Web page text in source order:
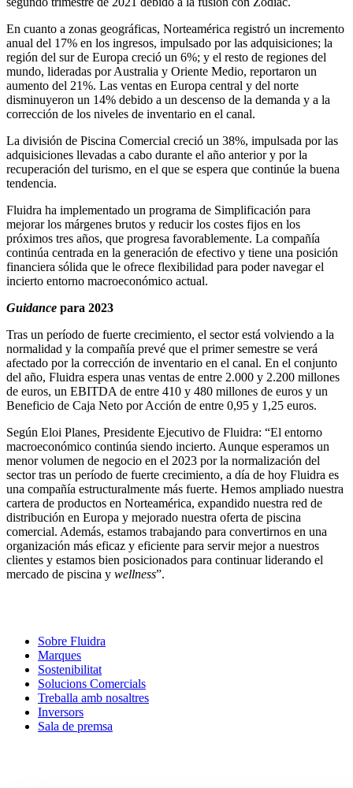
En cuanto a zonas geográficas, Norteamérica registró un incremento
anual del 17% en los ingresos, impulsado por las adquisiciones; la
región del sur de Europa creció un 6%; y el resto de regiones del
mundo, lideradas por Australia y Oriente Medio, reportaron un
aumento del 21%. Las ventas en Europa central y del norte
disminuyeron un 14% debido a un descenso de la demanda y a la
corrección de los niveles de inventario en el canal.
La división de Piscina Comercial creció un 38%, impulsada por las
adquisiciones llevadas a cabo durante el año anterior y por la
recuperación del turismo, en el que se espera que continúe la buena
tendencia.
Fluidra ha implementado un programa de Simplificación para
mejorar los márgenes brutos y reducir los costes fijos en los
próximos tres años, que progresa favorablemente. La compañía
continúa centrada en la generación de efectivo y tiene una posición
financiera sólida que le ofrece flexibilidad para poder navegar el
incierto entorno macroeconómico actual.
Guidance para 2023
Tras un período de fuerte crecimiento, el sector está volviendo a la
normalidad y la compañía prevé que el primer semestre se verá
afectado por la corrección de inventario en el canal. En el conjunto
del año, Fluidra espera unas ventas de entre 2.000 y 2.200 millones
de euros, un EBITDA de entre 410 y 480 millones de euros y un
Beneficio de Caja Neto por Acción de entre 0,95 y 1,25 euros.
Según Eloi Planes, Presidente Ejecutivo de Fluidra: “El entorno
macroeconómico continúa siendo incierto. Aunque esperamos un
menor volumen de negocio en el 2023 por la normalización del
sector tras un período de fuerte crecimiento, a día de hoy Fluidra es
una compañía estructuralmente más fuerte. Hemos ampliado nuestra
cartera de productos en Norteamérica, expandido nuestra red de
distribución en Europa y mejorado nuestra oferta de piscina
comercial. Además, estamos trabajando para convertirnos en una
organización más eficaz y eficiente para servir mejor a nuestros
clientes y estamos bien posicionados para continuar liderando el
mercado de piscina y wellness”.
Sobre Fluidra
Marques
Sostenibilitat
Solucions Comercials
Treballa amb nosaltres
Inversors
Sala de premsa